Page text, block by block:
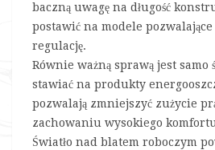
baczną uwagę na długość
postawić na modele
regulację.
Równie ważną sprawą jest samo
stawiać na produkty
pozwalają zmniejszyć zużycie
zachowaniu wysokiego
Światło nad blatem roboczym